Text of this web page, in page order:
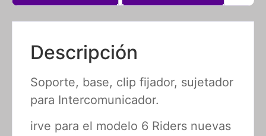
Descripción
Soporte, base, clip fijador, sujetador
para Intercomunicador.
irve para el modelo 6 Riders nuevas